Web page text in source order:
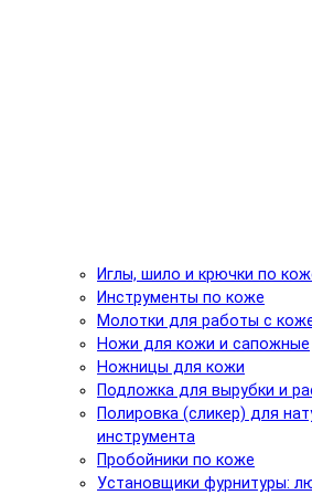
Иглы, шило и крючки по
Инструменты по коже
Молотки для работы с
Ножи для кожи и сапожные
Ножницы для кожи
Подложка для вырубки и
Полировка (сликер) для
инструмента
Пробойники по коже
Установщики фурнитуры: